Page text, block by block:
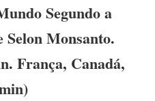
Segundo a
Monsanto.
França, Canadá,